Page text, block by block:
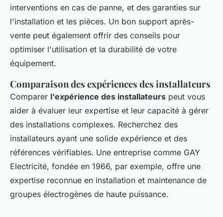
interventions en cas de panne, et des garanties sur
l'installation et les pièces. Un bon support après-
vente peut également offrir des conseils pour
optimiser l'utilisation et la durabilité de votre
équipement.
Comparaison des expériences des installateurs
Comparer l'expérience des installateurs peut vous
aider à évaluer leur expertise et leur capacité à gérer
des installations complexes. Recherchez des
installateurs ayant une solide expérience et des
références vérifiables. Une entreprise comme GAY
Electricité, fondée en 1966, par exemple, offre une
expertise reconnue en installation et maintenance de
groupes électrogènes de haute puissance.